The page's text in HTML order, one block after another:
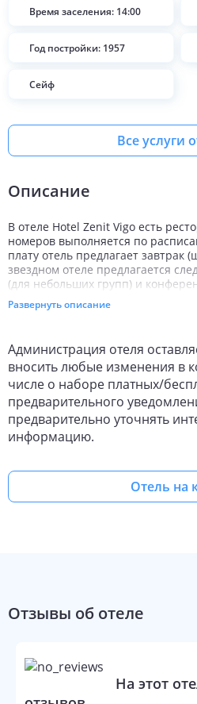
Время заселения: 14:00
Год постройки: 1957
Сейф
Все услуги
Описание
В отеле Hotel Zenit Vigo есть
номеров выполняется по
плату отель предлагает завтрак
звездном отеле предлагается
(для небольших групп) и
беспроводной доступ в Интернет
пользования. В этом отеле в
предлагается следующее:
конференц-залы. В отеле
помощь туристамуслуги по
помощь туристам. Парковка для
дополнительную плату.
включают следующее:
прачечной. Отель был полностью
В кондиционируемых номерах (99)
предоставляются следующие
ванных комнатах есть
Развернуть описание
Администрация отеля
вносить любые изменения в
числе о наборе платных/
предварительного
предварительно уточнять
информацию.
Отель на
Отзывы об отеле
На этот